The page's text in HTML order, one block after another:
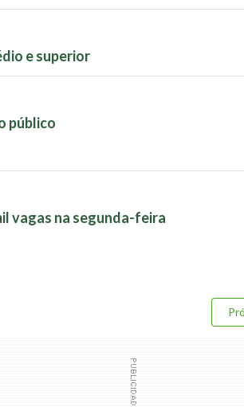
e superior
público
vagas na segunda-feira